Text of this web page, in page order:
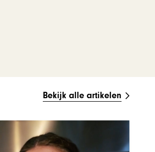
Bekijk alle artikelen